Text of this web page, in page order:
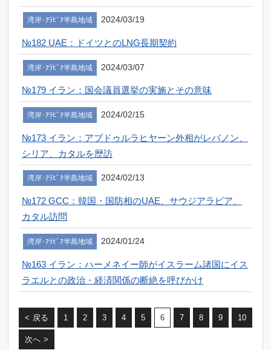
湾岸･ｱﾗﾋﾞｱ半島地域 2024/03/19
№182 UAE：ドイツとのLNG長期契約
湾岸･ｱﾗﾋﾞｱ半島地域 2024/03/07
№179 イラン：国会議員選挙の実施とその意味
湾岸･ｱﾗﾋﾞｱ半島地域 2024/02/15
№173 イラン：アブドゥルラヒヤーン外相がレバノン、
シリア、カタルを歴訪
湾岸･ｱﾗﾋﾞｱ半島地域 2024/02/13
№172 GCC：韓国・国防相のUAE、サウジアラビア、
カタル訪問
湾岸･ｱﾗﾋﾞｱ半島地域 2024/01/24
№163 イラン：ハーメネイー師がイスラーム諸国にイス
ラエルとの政治・経済関係の断絶を呼びかけ
< 戻る 1 2 3 4 5 6 7 8 9 10
次へ >